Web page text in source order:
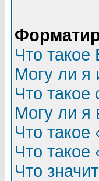
Что такое
Могу ли я
Что такое
Могу ли я
Что
Что
Что